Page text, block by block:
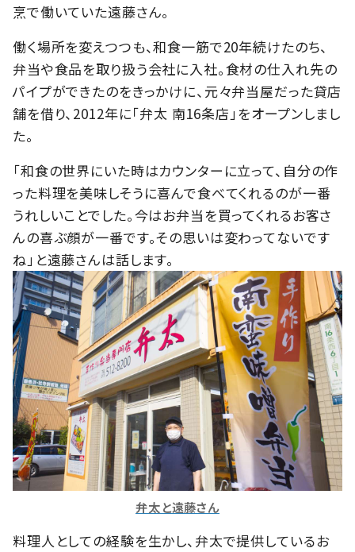
烹で働いていた遠藤さん。
働く場所を変えつつも、和食一筋で20年続けたのち、
弁当や食品を取り扱う会社に入社。食材の仕入れ先の
パイプができたのをきっかけに、元々弁当屋だった貸店
舗を借り、2012年に「弁太 南16条店」をオープンしまし
た。
「和食の世界にいた時はカウンターに立って、自分の作
った料理を美味しそうに喜んで食べてくれるのが一番
うれしいことでした。今はお弁当を買ってくれるお客さ
んの喜ぶ顔が一番です。その思いは変わってないです
ね」と遠藤さんは話します。
弁太と遠藤さん
料理人としての経験を生かし、弁太で提供しているお